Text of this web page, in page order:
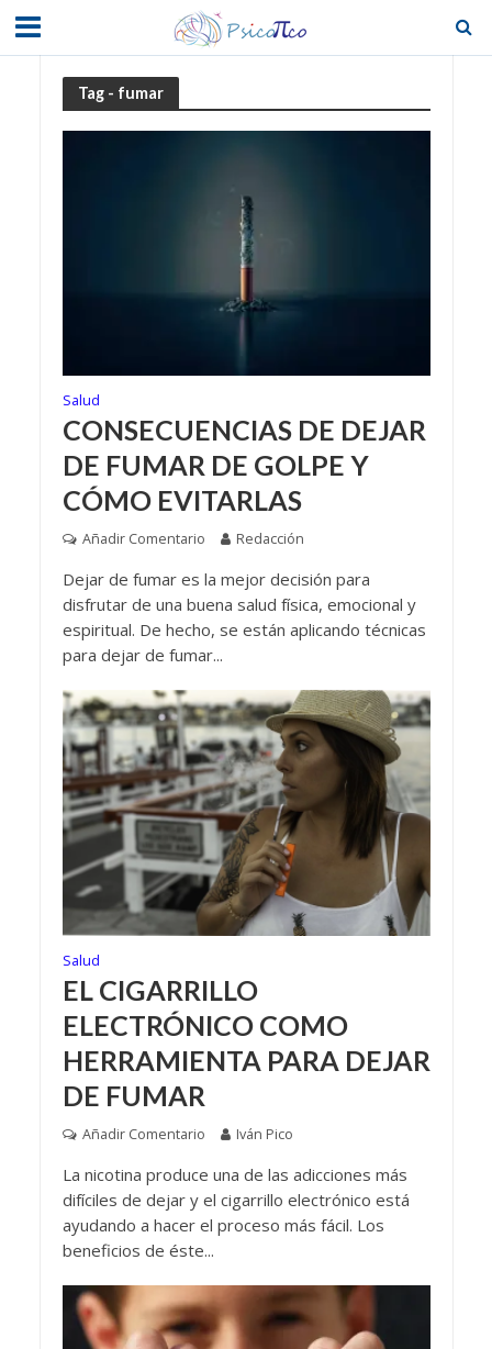
Tag - fumar
Salud
CONSECUENCIAS DE DEJAR
DE FUMAR DE GOLPE Y
CÓMO EVITARLAS
Añadir Comentario Redacción
Dejar de fumar es la mejor decisión para
disfrutar de una buena salud física, emocional y
espiritual. De hecho, se están aplicando técnicas
para dejar de fumar...
Salud
EL CIGARRILLO
ELECTRÓNICO COMO
HERRAMIENTA PARA DEJAR
DE FUMAR
Añadir Comentario Iván Pico
La nicotina produce una de las adicciones más
difíciles de dejar y el cigarrillo electrónico está
ayudando a hacer el proceso más fácil. Los
beneficios de éste...